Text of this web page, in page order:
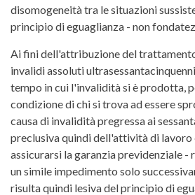
disomogeneità tra le situazioni
principio di eguaglianza - non
Ai fini dell'attribuzione del
invalidi assoluti
tempo in cui l'invalidità si è prodotta,
condizione di chi si trova ad essere
causa di invalidità pregressa ai
preclusiva quindi dell'attività di
assicurarsi la garanzia previdenziale -
un simile impedimento solo
risulta quindi lesiva del principio di